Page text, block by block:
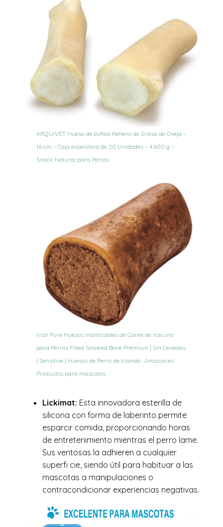
ARQUIVET Hueso de búfalo Relleno de Grasa de Oveja –
16 cm – Caja expositora de 20 Unidades – 4.600 g –
Snack Natural para Perros
Irish Pure Huesos masticables de Carne de Vacuno
para Perros Filled Smoked Bone Premium | Sin Cereales
| Sensitive | Huesos de Perro de Irlanda : Amazon.es:
Productos para mascotas
Lickimat: Esta innovadora esterilla de
silicona con forma de laberinto permite
esparcir comida, proporcionando horas
de entretenimiento mientras el perro lame.
Sus ventosas la adhieren a cualquier
superfi cie, siendo útil para habituar a las
mascotas a manipulaciones o
contracondicionar experiencias negativas.